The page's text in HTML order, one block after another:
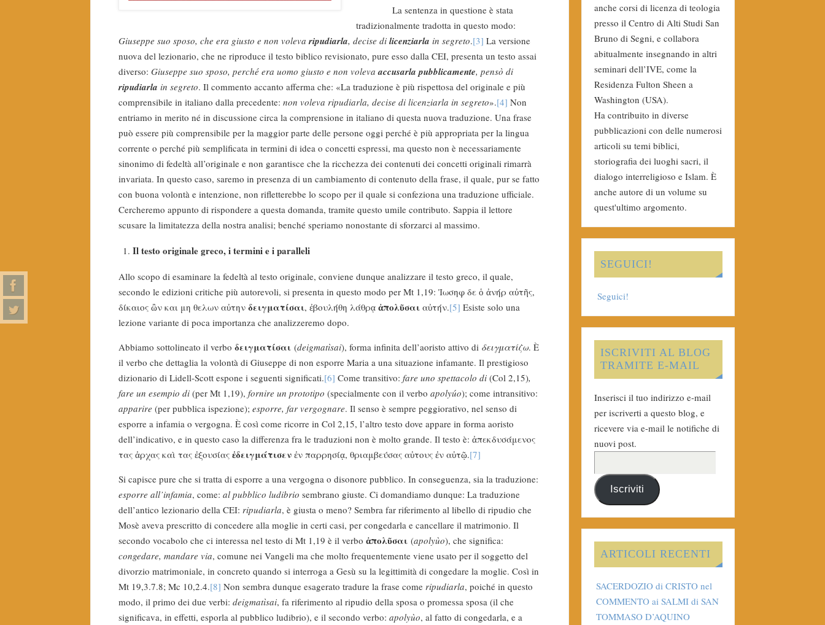
La sentenza in questione è stata
tradizionalmente tradotta in questo modo:
Giuseppe suo sposo, che era giusto e non voleva ripudiarla, decise di licenziarla in segreto.[3] La versione
nuova del lezionario, che ne riproduce il testo biblico revisionato, pure esso dalla CEI, presenta un testo assai
diverso: Giuseppe suo sposo, perché era uomo giusto e non volevaaccusarla pubblicamente, pensò di
ripudiarla in segreto. Il commento accanto afferma che: «La traduzione è più rispettosa del originale e più
comprensibile in italiano dalla precedente: non voleva ripudiarla, decise di licenziarla in segreto».[4] Non
entriamo in merito né in discussione circa la comprensione in italiano di questa nuova traduzione. Una frase
può essere più comprensibile per la maggior parte delle persone oggi perché è più appropriata per la lingua
corrente o perché più semplificata in termini di idea o concetti espressi, ma questo non è necessariamente
sinonimo di fedeltà all’originale e non garantisce che la ricchezza dei contenuti dei concetti originali rimarrà
invariata. In questo caso, saremo in presenza di un cambiamento di contenuto della frase, il quale, pur se fatto
con buona volontà e intenzione, non rifletterebbe lo scopo per il quale si confeziona una traduzione ufficiale.
Cercheremo appunto di rispondere a questa domanda, tramite questo umile contributo. Sappia il lettore
scusare la limitatezza della nostra analisi; benché speriamo nonostante di sforzarci al massimo.
Il testo originale greco, i termini e i paralleli
Allo scopo di esaminare la fedeltà al testo originale, conviene dunque analizzare il testo greco, il quale,
secondo le edizioni critiche più autorevoli, si presenta in questo modo per Mt 1,19: Ἰωσηφ δε ὁ ἀνήρ αὐτῆς,
δίκαιος ὢν και μη θελων αὐτην δειγματίσαι, ἐβουλήθη λάθρᾳ ἀπολῦσαι αὐτήν.[5] Esiste solo una
lezione variante di poca importanza che analizzeremo dopo.
Abbiamo sottolineato il verbo δειγματίσαι (deigmatìsai), forma infinita dell’aoristo attivo di δειγματίζω. È
il verbo che dettaglia la volontà di Giuseppe di non esporre Maria a una situazione infamante. Il prestigioso
dizionario di Lidell-Scott espone i seguenti significati.[6] Come transitivo: fare uno spettacolo di (Col 2,15),
fare un esempio di (per Mt 1,19), fornire un prototipo (specialmente con il verbo apolyúo); come intransitivo:
apparire (per pubblica ispezione); esporre, far vergognare. Il senso è sempre peggiorativo, nel senso di
esporre a infamia o vergogna. È così come ricorre in Col 2,15, l’altro testo dove appare in forma aoristo
dell’indicativo, e in questo caso la differenza fra le traduzioni non è molto grande. Il testo è: ἀπεκδυσάμενος
τας ἀρχας καὶ τας ἐξουσίας ἐδειγμάτισεν ἐν παρρησίᾳ, θριαμβεύσας αὐτους ἐν αὐτῷ.[7]
Si capisce pure che si tratta di esporre a una vergogna o disonore pubblico. In conseguenza, sia la traduzione:
esporre all’infamia, come: al pubblico ludibrio sembrano giuste. Ci domandiamo dunque: La traduzione
dell’antico lezionario della CEI: ripudiarla, è giusta o meno? Sembra far riferimento al libello di ripudio che
Mosè aveva prescritto di concedere alla moglie in certi casi, per congedarla e cancellare il matrimonio. Il
secondo vocabolo che ci interessa nel testo di Mt 1,19 è il verbo ἀπολῦσαι (apolyùo), che significa:
congedare, mandare via, comune nei Vangeli ma che molto frequentemente viene usato per il soggetto del
divorzio matrimoniale, in concreto quando si interroga a Gesù su la legittimità di congedare la moglie. Così in
Mt 19,3.7.8; Mc 10,2.4.[8] Non sembra dunque esagerato tradure la frase come ripudiarla, poiché in questo
modo, il primo dei due verbi: deigmatìsai, fa riferimento al ripudio della sposa o promessa sposa (il che
significava, in effetti, esporla al pubblico ludibrio), e il secondo verbo: apolyùo, al fatto di congedarla, e a
anche corsi di licenza di teologia
presso il Centro di Alti Studi San
Bruno di Segni, e collabora
abitualmente insegnando in altri
seminari dell’IVE, come la
Residenza Fulton Sheen a
Washington (USA).
Ha contribuito in diverse
pubblicazioni con delle numerosi
articoli su temi biblici,
storiografia dei luoghi sacri, il
dialogo interreligioso e Islam. È
anche autore di un volume su
quest'ultimo argomento.
SEGUICI!
Seguici!
ISCRIVITI AL BLOG
TRAMITE E-MAIL
Inserisci il tuo indirizzo e-mail
per iscriverti a questo blog, e
ricevere via e-mail le notifiche di
nuovi post.
Iscriviti
ARTICOLI RECENTI
SACERDOZIO di CRISTO nel
COMMENTO ai SALMI di SAN
TOMMASO D’AQUINO